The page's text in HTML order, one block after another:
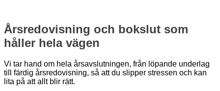
Årsredovisning och bokslut som
håller hela vägen
Vi tar hand om hela årsavslutningen, från löpande underlag
till färdig årsredovisning, så att du slipper stressen och kan
lita på att allt blir rätt.